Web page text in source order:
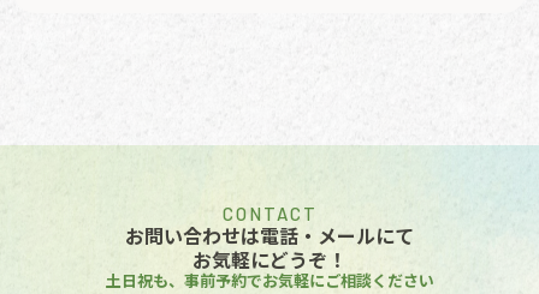
CONTACT
お問い合わせは電話・メールにて
お気軽にどうぞ！
土日祝も、事前予約でお気軽にご相談ください